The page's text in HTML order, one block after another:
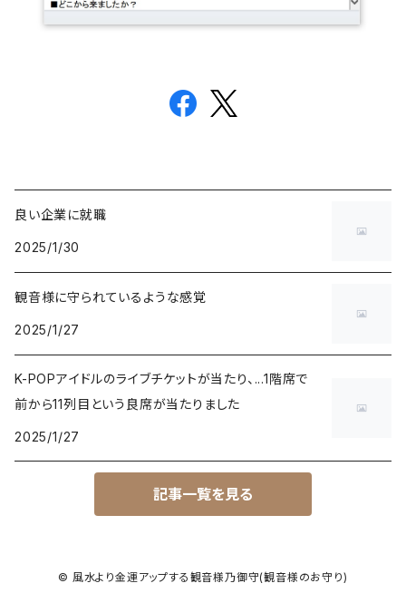
良い企業に就職
2025/1/30
観音様に守られているような感覚
2025/1/27
K-POPアイドルのライブチケットが当たり、...1階席で
前から11列目という良席が当たりました
2025/1/27
記事一覧を見る
© 風水より金運アップする観音様乃御守(観音様のお守り)